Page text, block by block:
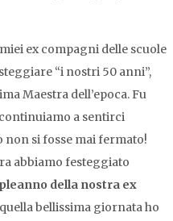
ex compagni delle scuole
“i nostri 50 anni”,
Maestra dell’epoca. Fu
a sentirci
si fosse mai fermato!
abbiamo festeggiato
della nostra ex
bellissima giornata ho